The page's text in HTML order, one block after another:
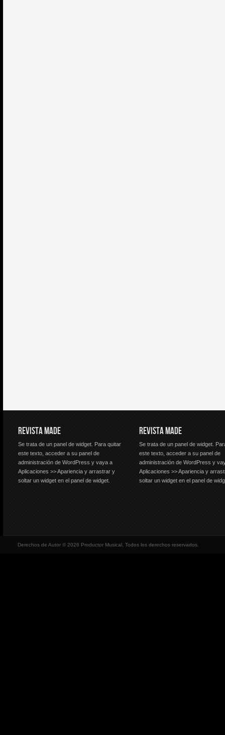
REVISTA MADE
Se trata de un panel de widget. Para quitar
este texto, acceder a su panel de
administración de WordPress y vaya a
Aplicaciones >> Apariencia y arrastrar y
soltar un widget en el panel de widget.
REVISTA MADE
Se trata de un panel de widget.
este texto, acceder a su panel de
administración de WordPress y
Aplicaciones >> Apariencia y
soltar un widget en el panel de
Derechos de Autor © 2026 Productor Musical, Todos los derechos reservados.